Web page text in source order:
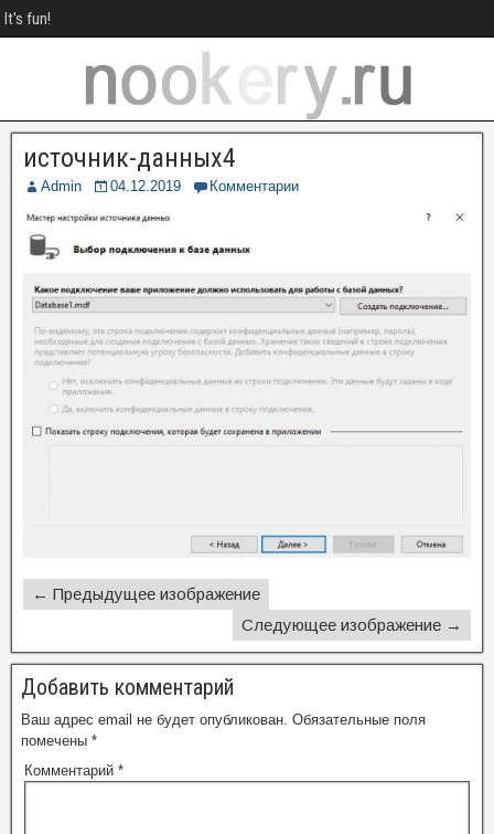
It's fun!
источник-данных4
Admin 04.12.2019 Комментарии
← Предыдущее изображение
Следующее изображение →
Добавить комментарий
Ваш адрес email не будет опубликован. Обязательные поля
помечены *
Комментарий *